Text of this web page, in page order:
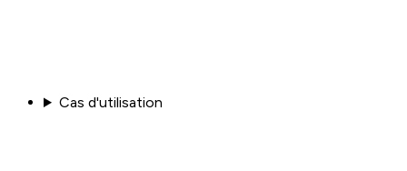
Cas d'utilisation